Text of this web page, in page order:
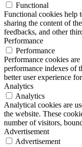
Functional
Functional cookies help
sharing the content of
feedbacks, and other
Performance
Performance
Performance cookies
performance indexes of
better user experience
Analytics
Analytics
Analytical cookies are
the website. These
number of visitors,
Advertisement
Advertisement